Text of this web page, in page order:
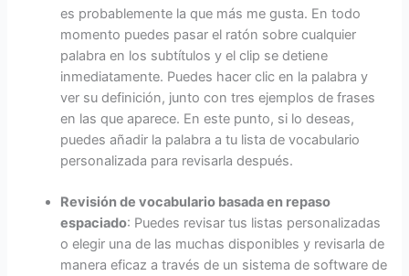
es probablemente la que más me gusta. En todo
momento puedes pasar el ratón sobre cualquier
palabra en los subtítulos y el clip se detiene
inmediatamente. Puedes hacer clic en la palabra y
ver su definición, junto con tres ejemplos de frases
en las que aparece. En este punto, si lo deseas,
puedes añadir la palabra a tu lista de vocabulario
personalizada para revisarla después.
Revisión de vocabulario basada en repaso
espaciado: Puedes revisar tus listas personalizadas
o elegir una de las muchas disponibles y revisarla de
manera eficaz a través de un sistema de software de